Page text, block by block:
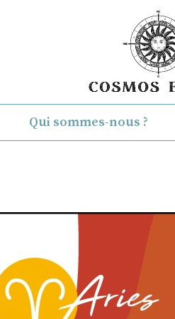
Qui sommes-nous ?